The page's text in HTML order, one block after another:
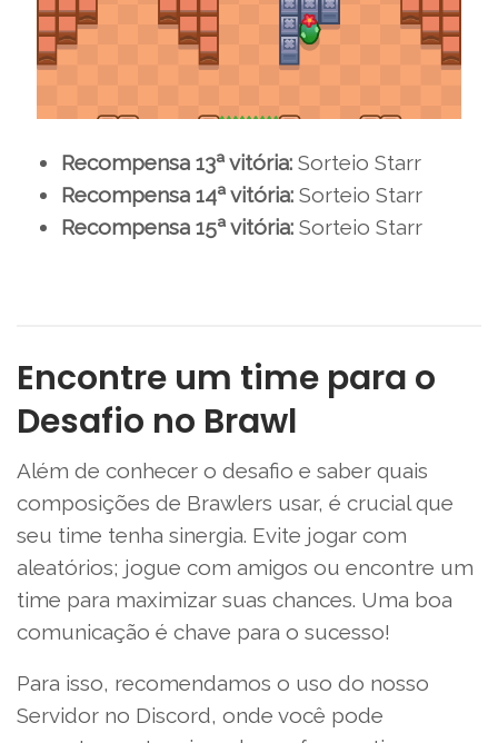
Recompensa 13ª vitória: Sorteio Starr
Recompensa 14ª vitória: Sorteio Starr
Recompensa 15ª vitória: Sorteio Starr
Encontre um time para o
Desafio no Brawl
Além de conhecer o desafio e saber quais
composições de Brawlers usar, é crucial que
seu time tenha sinergia. Evite jogar com
aleatórios; jogue com amigos ou encontre um
time para maximizar suas chances. Uma boa
comunicação é chave para o sucesso!
Para isso, recomendamos o uso do nosso
Servidor no Discord, onde você pode